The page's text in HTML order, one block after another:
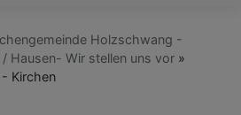
Holzschwang -
Hausen- Wir stellen uns vor
Kirchen